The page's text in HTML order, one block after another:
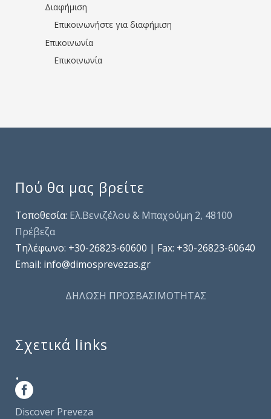
Διαφήμιση
Επικοινωνήστε για διαφήμιση
Επικοινωνία
Επικοινωνία
Πού θα μας βρείτε
Τοποθεσία: Ελ.Βενιζέλου & Μπαχούμη 2, 48100
Πρέβεζα
Τηλέφωνo: +30-26823-60600 | Fax: +30-26823-60640
Email: info@dimosprevezas.gr
ΔΗΛΩΣΗ ΠΡΟΣΒΑΣΙΜΟΤΗΤΑΣ
Σχετικά links
.
Discover Preveza